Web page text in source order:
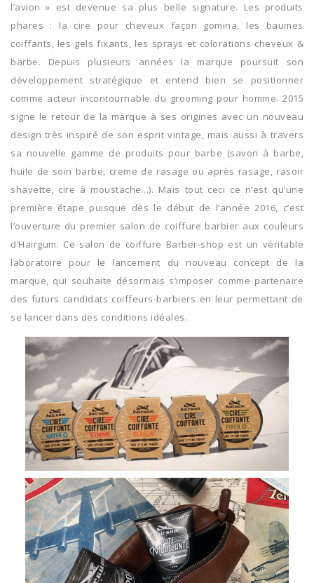
l’avion » est devenue sa plus belle signature. Les produits
phares : la cire pour cheveux façon gomina, les baumes
coiffants, les gels fixants, les sprays et colorations cheveux &
barbe. Depuis plusieurs années la marque poursuit son
développement stratégique et entend bien se positionner
comme acteur incontournable du grooming pour homme. 2015
signe le retour de la marque à ses origines avec un nouveau
design très inspiré de son esprit vintage, mais aussi à travers
sa nouvelle gamme de produits pour barbe (savon à barbe,
huile de soin barbe, creme de rasage ou après rasage, rasoir
shavette, cire à moustache...). Mais tout ceci ce n’est qu’une
première étape puisque dès le début de l’année 2016, c’est
l’ouverture du premier salon de coiffure barbier aux couleurs
d’Hairgum. Ce salon de coiffure Barber-shop est un véritable
laboratoire pour le lancement du nouveau concept de la
marque, qui souhaite désormais s’imposer comme partenaire
des futurs candidats coiffeurs-barbiers en leur permettant de
se lancer dans des conditions idéales.